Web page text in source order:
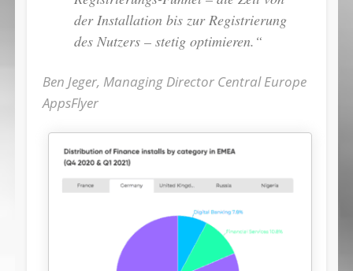
der Installation bis zur Registrierung
des Nutzers – stetig optimieren.“
Ben Jeger, Managing Director Central Europe
AppsFlyer